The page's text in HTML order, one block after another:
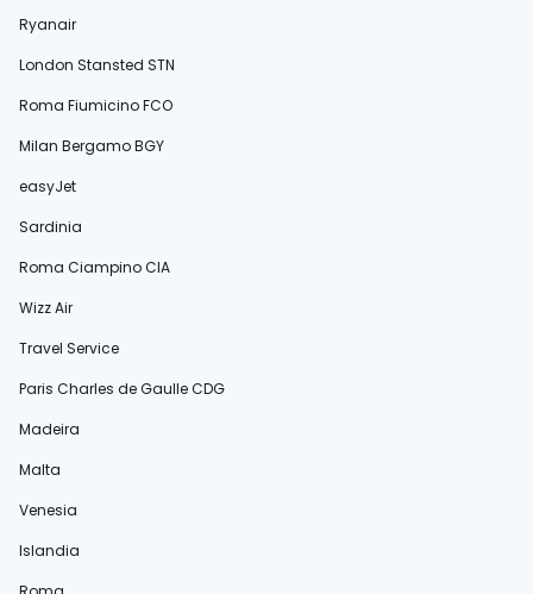
Ryanair
London Stansted STN
Roma Fiumicino FCO
Milan Bergamo BGY
easyJet
Sardinia
Roma Ciampino CIA
Wizz Air
Travel Service
Paris Charles de Gaulle CDG
Madeira
Malta
Venesia
Islandia